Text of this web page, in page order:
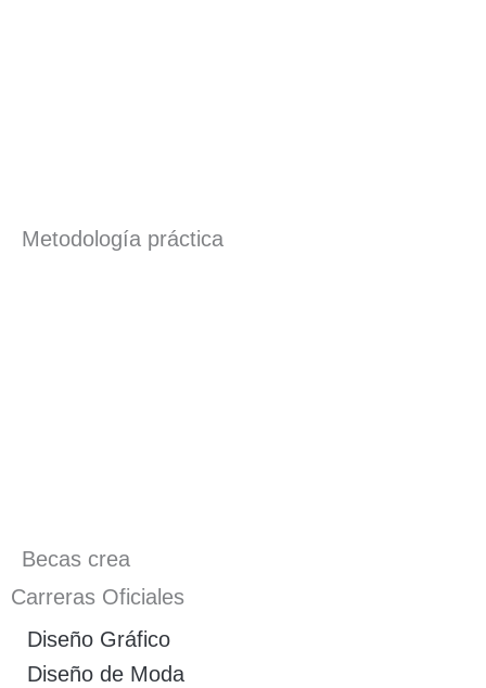
Metodología práctica
Becas crea
Carreras Oficiales
Diseño Gráfico
Diseño de Moda